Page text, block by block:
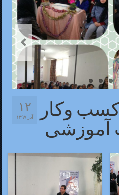
۱۲
آذر ۱۳۹۷
وکار
آموزشی